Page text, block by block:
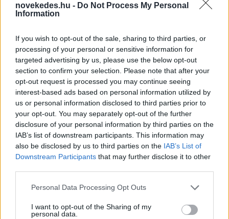
novekedes.hu - Do Not Process My Personal
Information
If you wish to opt-out of the sale, sharing to third parties, or
processing of your personal or sensitive information for
targeted advertising by us, please use the below opt-out
section to confirm your selection. Please note that after your
opt-out request is processed you may continue seeing
interest-based ads based on personal information utilized by
us or personal information disclosed to third parties prior to
your opt-out. You may separately opt-out of the further
disclosure of your personal information by third parties on the
IAB’s list of downstream participants. This information may
also be disclosed by us to third parties on the IAB’s List of
Downstream Participants that may further disclose it to other
Please note that this website/app uses one or more Google
not limited to your visit or usage behaviour. You may click to
grant or deny consent to Google and its third-party tags to
Personal Data Processing Opt Outs
I want to opt-out of the Sharing of my
personal data.
Utalvány formájában, novemberben érkezik
az iskolakezdési támogatás második fele
HÍREK egy órája
Orosz olajfinomítókra csaptak le az
ukránok, nem késett a válasz